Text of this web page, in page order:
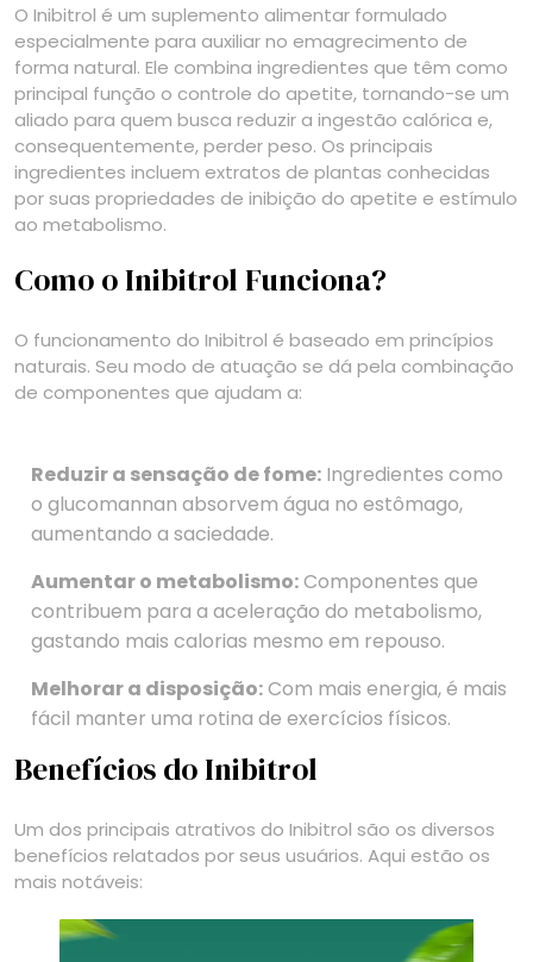
O Inibitrol é um suplemento alimentar formulado
especialmente para auxiliar no emagrecimento de
forma natural. Ele combina ingredientes que têm como
principal função o controle do apetite, tornando-se um
aliado para quem busca reduzir a ingestão calórica e,
consequentemente, perder peso. Os principais
ingredientes incluem extratos de plantas conhecidas
por suas propriedades de inibição do apetite e estímulo
ao metabolismo.
Como o Inibitrol Funciona?
O funcionamento do Inibitrol é baseado em princípios
naturais. Seu modo de atuação se dá pela combinação
de componentes que ajudam a:
Reduzir a sensação de fome: Ingredientes como
o glucomannan absorvem água no estômago,
aumentando a saciedade.
Aumentar o metabolismo:Componentes que
contribuem para a aceleração do metabolismo,
gastando mais calorias mesmo em repouso.
Melhorar a disposição:Com mais energia, é mais
fácil manter uma rotina de exercícios físicos.
Benefícios do Inibitrol
Um dos principais atrativos do Inibitrol são os diversos
benefícios relatados por seus usuários. Aqui estão os
mais notáveis: